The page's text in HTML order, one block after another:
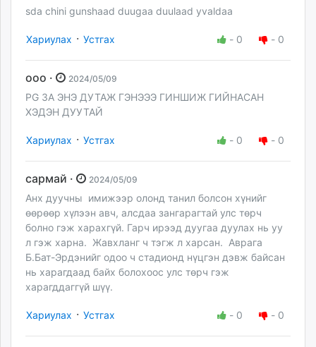
sda chini gunshaad duugaa duulaad yvaldaa
Хариулах · Устгах - 0 - 0
ооо · 2024/05/09
PG ЗА ЭНЭ ДУТАЖ ГЭНЭЭЭ ГИНШИЖ ГИЙНАСАН
ХЭДЭН ДУУТАЙ
Хариулах · Устгах - 0 - 0
сармай · 2024/05/09
Анх дуучны имижээр олонд танил болсон хүнийг
өөрөөр хүлээн авч, алсдаа зангарагтай улс төрч
болно гэж харахгүй. Гарч ирээд дуугаа дуулах нь уу
л гэж харна. Жавхланг ч тэгж л харсан. Аврага
Б.Бат-Эрдэнийг одоо ч стадионд нүцгэн дэвж байсан
нь харагдаад байх болохоос улс төрч гэж
харагддаггүй шүү.
Хариулах · Устгах - 0 - 0